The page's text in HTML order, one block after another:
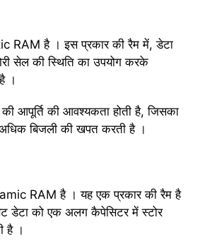
RAM है । इस प्रकार की रैम में, डेटा
सेल की स्थिति का उपयोग करके
।
आपूर्ति की आवश्यकता होती है, जिसका
अधिक बिजली की खपत करती है ।
RAM है । यह एक प्रकार की रैम है
डेटा को एक अलग कैपेसिटर में स्टोर
है ।